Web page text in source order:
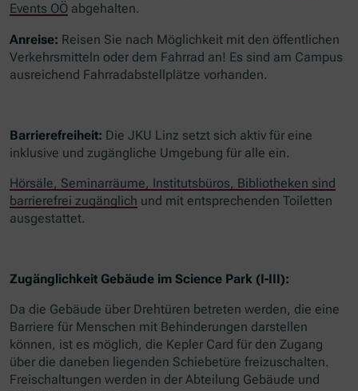
Events OÖ abgehalten.
Anreise: Reisen Sie nach Möglichkeit mit den öffentlichen
Verkehrsmitteln oder dem Fahrrad an! Es sind am Campus
ausreichend Fahrradabstellplätze vorhanden.
Barrierefreiheit: Die JKU Linz setzt sich aktiv für eine
inklusive und zugängliche Umgebung für alle ein.
Hörsäle, Seminarräume, Institutsbüros, Bibliotheken sind
barrierefrei zugänglich und mit entsprechenden Toiletten
ausgestattet.
Zugänglichkeit Gebäude im Science Park (I-III):
Da die Gebäude über Drehtüren betreten werden, die eine
Barriere für Menschen mit Behinderungen darstellen
können, ist es möglich, die Kepler Card für den Zugang
über die daneben liegenden Schiebetüre freizuschalten.
Freischaltungen werden in der Abteilung Gebäude und